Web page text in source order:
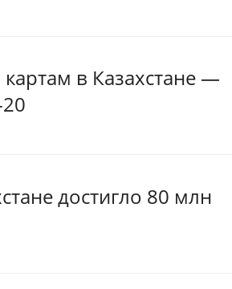
в Казахстане —
достигло 80 млн